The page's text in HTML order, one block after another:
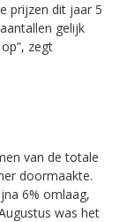
prijzen dit jaar 5
gelijk
zegt
van de totale
doormaakte.
6% omlaag,
was het